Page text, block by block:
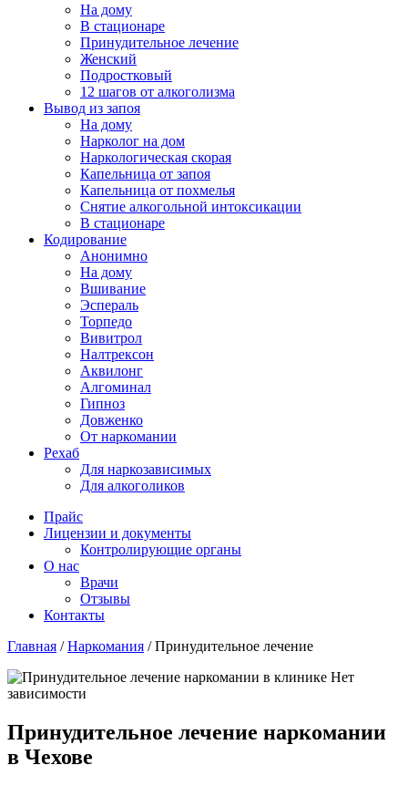
На дому
В стационаре
Принудительное лечение
Женский
Подростковый
12 шагов от алкоголизма
Вывод из запоя
На дому
Нарколог на дом
Наркологическая скорая
Капельница от запоя
Капельница от похмелья
Снятие алкогольной интоксикации
В стационаре
Кодирование
Анонимно
На дому
Вшивание
Эспераль
Торпедо
Вивитрол
Налтрексон
Аквилонг
Алгоминал
Гипноз
Довженко
От наркомании
Рехаб
Для наркозависимых
Для алкоголиков
Прайс
Лицензии и документы
Контролирующие органы
О нас
Врачи
Отзывы
Контакты
Главная /Наркомания /Принудительное лечение
Принудительное лечение наркомании
в Чехове